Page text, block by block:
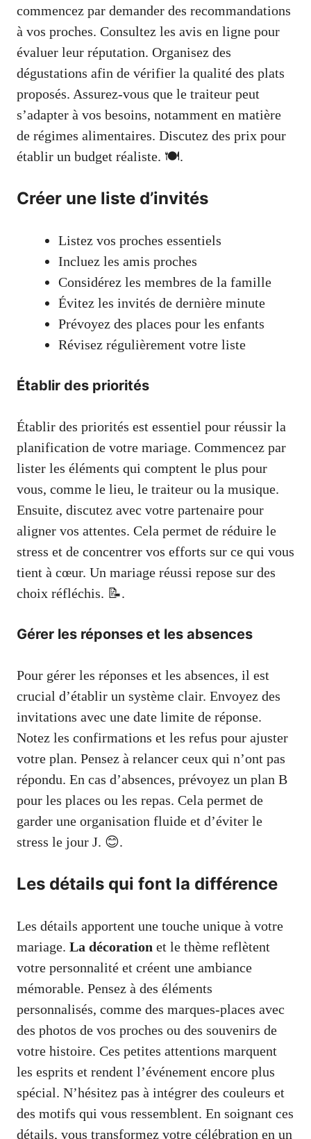
commencez par demander des recommandations
à vos proches. Consultez les avis en ligne pour
évaluer leur réputation. Organisez des
dégustations afin de vérifier la qualité des plats
proposés. Assurez-vous que le traiteur peut
s’adapter à vos besoins, notamment en matière
de régimes alimentaires. Discutez des prix pour
établir un budget réaliste. 🍽️.
Créer une liste d’invités
Listez vos proches essentiels
Incluez les amis proches
Considérez les membres de la famille
Évitez les invités de dernière minute
Prévoyez des places pour les enfants
Révisez régulièrement votre liste
Établir des priorités
Établir des priorités est essentiel pour réussir la
planification de votre mariage. Commencez par
lister les éléments qui comptent le plus pour
vous, comme le lieu, le traiteur ou la musique.
Ensuite, discutez avec votre partenaire pour
aligner vos attentes. Cela permet de réduire le
stress et de concentrer vos efforts sur ce qui vous
tient à cœur. Un mariage réussi repose sur des
choix réfléchis. 📝.
Gérer les réponses et les absences
Pour gérer les réponses et les absences, il est
crucial d’établir un système clair. Envoyez des
invitations avec une date limite de réponse.
Notez les confirmations et les refus pour ajuster
votre plan. Pensez à relancer ceux qui n’ont pas
répondu. En cas d’absences, prévoyez un plan B
pour les places ou les repas. Cela permet de
garder une organisation fluide et d’éviter le
stress le jour J. 😊.
Les détails qui font la différence
Les détails apportent une touche unique à votre
mariage. La décoration et le thème reflètent
votre personnalité et créent une ambiance
mémorable. Pensez à des éléments
personnalisés, comme des marques-places avec
des photos de vos proches ou des souvenirs de
votre histoire. Ces petites attentions marquent
les esprits et rendent l’événement encore plus
spécial. N’hésitez pas à intégrer des couleurs et
des motifs qui vous ressemblent. En soignant ces
détails, vous transformez votre célébration en un